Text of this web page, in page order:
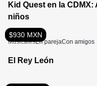
Kid Quest en la
niños
$930 MXN
MusicalesEn parejaCon amigos
El Rey León